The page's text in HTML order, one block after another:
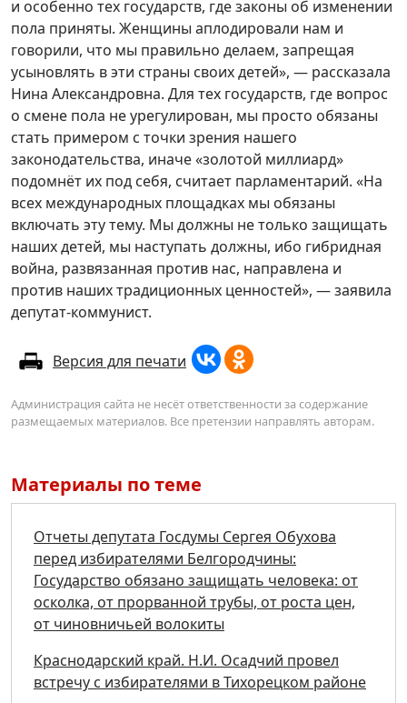
и особенно тех государств, где законы об изменении
пола приняты. Женщины аплодировали нам и
говорили, что мы правильно делаем, запрещая
усыновлять в эти страны своих детей», — рассказала
Нина Александровна. Для тех государств, где вопрос
о смене пола не урегулирован, мы просто обязаны
стать примером с точки зрения нашего
законодательства, иначе «золотой миллиард»
подомнёт их под себя, считает парламентарий. «На
всех международных площадках мы обязаны
включать эту тему. Мы должны не только защищать
наших детей, мы наступать должны, ибо гибридная
война, развязанная против нас, направлена и
против наших традиционных ценностей», — заявила
депутат-коммунист.
Версия для печати
Администрация сайта не несёт ответственности за содержание
размещаемых материалов. Все претензии направлять авторам.
Материалы по теме
Отчеты депутата Госдумы Сергея Обухова
перед избирателями Белгородчины:
Государство обязано защищать человека: от
осколка, от прорванной трубы, от роста цен,
от чиновничьей волокиты
Краснодарский край. Н.И. Осадчий провел
встречу с избирателями в Тихорецком районе